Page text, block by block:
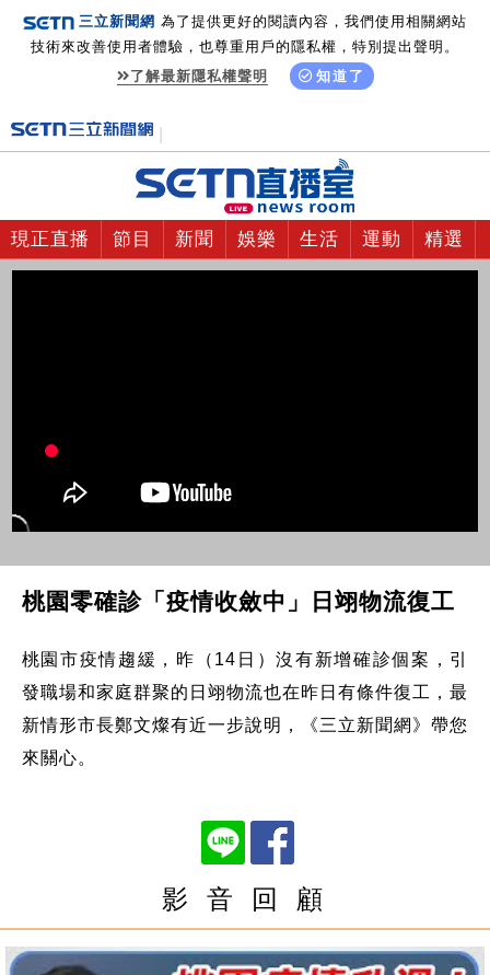
三立新聞網 為了提供更好的閱讀內容，我們使用相關網站
技術來改善使用者體驗，也尊重用戶的隱私權，特別提出聲明。
了解最新隱私權聲明
知道了
現正直播 節目 新聞 娛樂 生活 運動 精選
桃園零確診「疫情收斂中」日翊物流復工
桃園市疫情趨緩，昨（14日）沒有新增確診個案，引
發職場和家庭群聚的日翊物流也在昨日有條件復工，最
新情形市長鄭文燦有近一步說明，《三立新聞網》帶您
來關心。
影 音 回 顧